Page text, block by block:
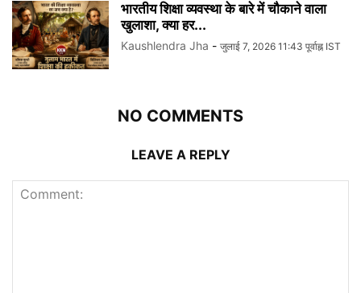
भारतीय शिक्षा व्यवस्था के बारे में चौकाने वाला
खुलाशा, क्या हर...
Kaushlendra Jha - जुलाई 7, 2026 11:43 पूर्वाह्न IST
NO COMMENTS
LEAVE A REPLY